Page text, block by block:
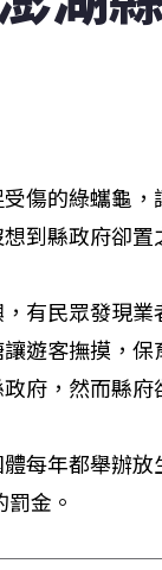
傷的綠蠵龜
到縣政府卻置
有民眾發現
遊客撫摸，
府，然而縣府
每年都舉辦
金。